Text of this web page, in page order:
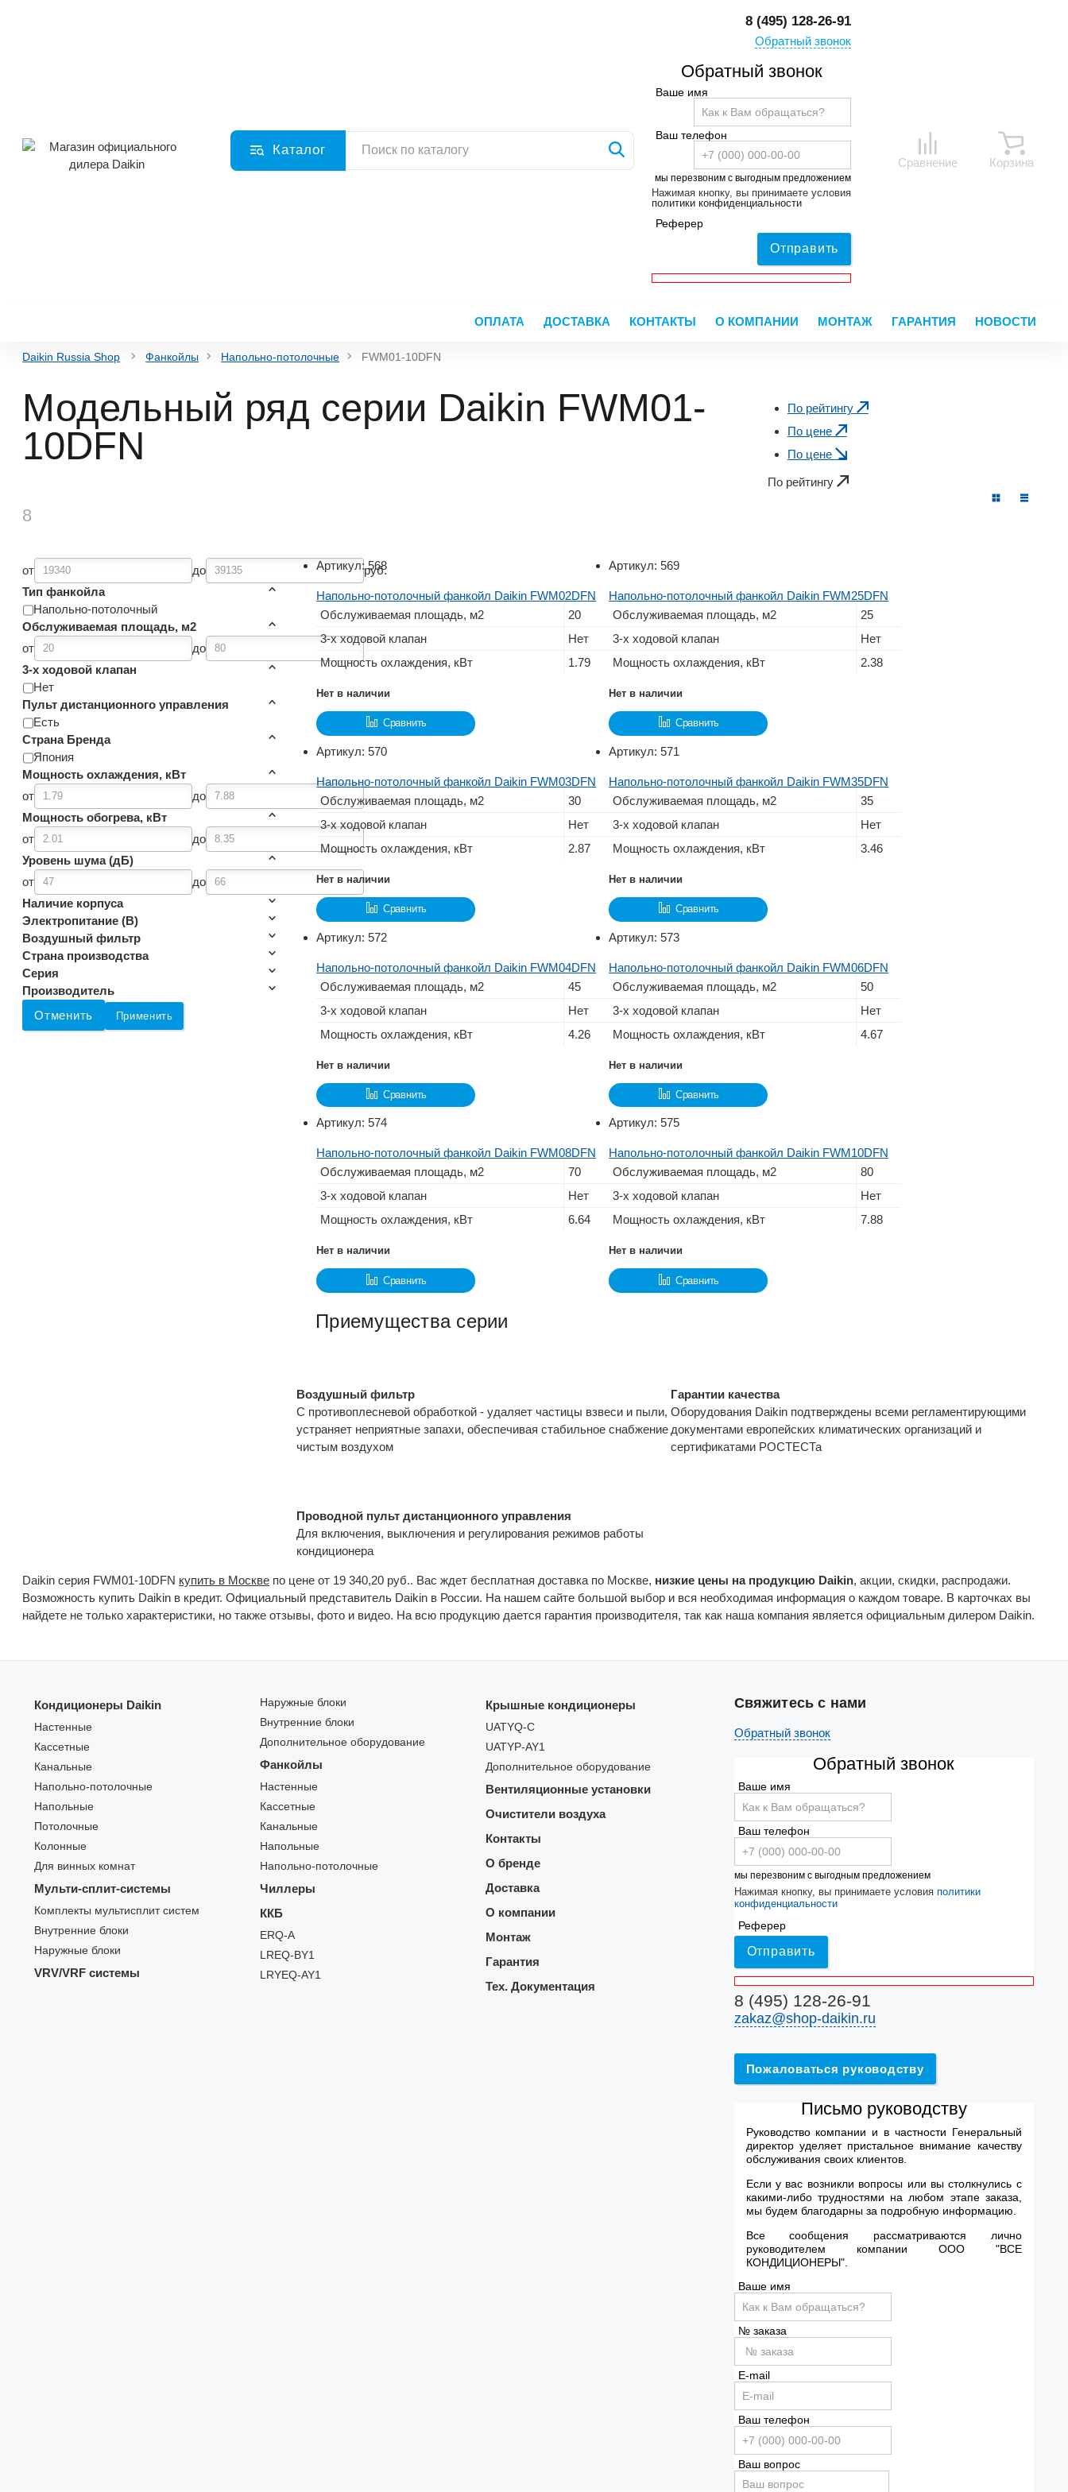
Каталог
8 (495) 128-26-91
Обратный звонок
Обратный звонок
Ваше имя
Ваш телефон
мы перезвоним с выгодным предложением
Нажимая кнопку, вы принимаете условия
политики конфиденциальности
Реферер
Отправить
Сравнение Корзина
ОПЛАТА ДОСТАВКА КОНТАКТЫ О КОМПАНИИ МОНТАЖ ГАРАНТИЯ НОВОСТИ
Daikin Russia Shop Фанкойлы Напольно-потолочные FWM01-10DFN
По рейтингу
По цене
По цене
По рейтингу
Модельный ряд серии Daikin FWM01-
10DFN
8
от до
руб.
Тип фанкойла
Напольно-потолочный
Обслуживаемая площадь, м2
от
до
3-х ходовой клапан
Нет
Пульт дистанционного управления
Есть
Страна Бренда
Япония
Мощность охлаждения, кВт
от
до
Мощность обогрева, кВт
от
до
Уровень шума (дБ)
от
до
Наличие корпуса
Электропитание (В)
Воздушный фильтр
Страна производства
Серия
Производитель
Отменить
Применить
Артикул:568
Напольно-потолочный фанкойл Daikin FWM02DFN
Обслуживаемая площадь, м2
20
3-х ходовой клапан
Нет
Мощность охлаждения, кВт
1.79
Нет в наличии
Сравнить
Артикул:569
Напольно-потолочный фанкойл Daikin FWM25DFN
Обслуживаемая площадь, м2
25
3-х ходовой клапан
Нет
Мощность охлаждения, кВт
2.38
Нет в наличии
Сравнить
Артикул:570
Напольно-потолочный фанкойл Daikin FWM03DFN
Обслуживаемая площадь, м2
30
3-х ходовой клапан
Нет
Мощность охлаждения, кВт
2.87
Нет в наличии
Сравнить
Артикул:571
Напольно-потолочный фанкойл Daikin FWM35DFN
Обслуживаемая площадь, м2
35
3-х ходовой клапан
Нет
Мощность охлаждения, кВт
3.46
Нет в наличии
Сравнить
Артикул:572
Напольно-потолочный фанкойл Daikin FWM04DFN
Обслуживаемая площадь, м2
45
3-х ходовой клапан
Нет
Мощность охлаждения, кВт
4.26
Нет в наличии
Сравнить
Артикул:573
Напольно-потолочный фанкойл Daikin FWM06DFN
Обслуживаемая площадь, м2
50
3-х ходовой клапан
Нет
Мощность охлаждения, кВт
4.67
Нет в наличии
Сравнить
Артикул:574
Напольно-потолочный фанкойл Daikin FWM08DFN
Обслуживаемая площадь, м2
70
3-х ходовой клапан
Нет
Мощность охлаждения, кВт
6.64
Нет в наличии
Сравнить
Артикул:575
Напольно-потолочный фанкойл Daikin FWM10DFN
Обслуживаемая площадь, м2
80
3-х ходовой клапан
Нет
Мощность охлаждения, кВт
7.88
Нет в наличии
Сравнить
Приемущества серии
Воздушный фильтр
С противоплесневой обработкой - удаляет частицы взвеси и пыли,
устраняет неприятные запахи, обеспечивая стабильное снабжение
чистым воздухом
Гарантии качества
Оборудования Daikin подтверждены всеми регламентирующими
документами европейских климатических организаций и
сертификатами РОСТЕСТа
Проводной пульт дистанционного управления
Для включения, выключения и регулирования режимов работы
кондиционера
Daikin серия FWM01-10DFN купить в Москве по цене от 19 340,20 руб.. Вас ждет бесплатная доставка по Москве, низкие цены на продукцию Daikin, акции, скидки, распродажи.
Возможность купить Daikin в кредит. Официальный представитель Daikin в России. На нашем сайте большой выбор и вся необходимая информация о каждом товаре. В карточках вы
найдете не только характеристики, но также отзывы, фото и видео. На всю продукцию дается гарантия производителя, так как наша компания является официальным дилером Daikin.
Кондиционеры Daikin
Настенные
Кассетные
Канальные
Напольно-потолочные
Напольные
Потолочные
Колонные
Для винных комнат
Мульти-сплит-системы
Комплекты мультисплит систем
Внутренние блоки
Наружные блоки
VRV/VRF системы
Наружные блоки
Внутренние блоки
Дополнительное оборудование
Фанкойлы
Настенные
Кассетные
Канальные
Напольные
Напольно-потолочные
Чиллеры
ККБ
ERQ-A
LREQ-BY1
LRYEQ-AY1
Крышные кондиционеры
UATYQ-C
UATYP-AY1
Дополнительное оборудование
Вентиляционные установки
Очистители воздуха
Контакты
О бренде
Доставка
О компании
Монтаж
Гарантия
Тех. Документация
Свяжитесь с нами
Обратный звонок
Обратный звонок
Ваше имя
Ваш телефон
мы перезвоним с выгодным предложением
Нажимая кнопку, вы принимаете условия политики
конфиденциальности
Реферер
Отправить
8 (495) 128-26-91
zakaz@shop-daikin.ru
Пожаловаться руководству
Письмо руководству
Руководство компании и в частности Генеральный
директор уделяет пристальное внимание качеству
обслуживания своих клиентов.
Если у вас возникли вопросы или вы столкнулись с
какими-либо трудностями на любом этапе заказа,
мы будем благодарны за подробную информацию.
Все сообщения рассматриваются лично
руководителем компании ООО "ВСЕ
КОНДИЦИОНЕРЫ".
Ваше имя
№ заказа
E-mail
Ваш телефон
Ваш вопрос